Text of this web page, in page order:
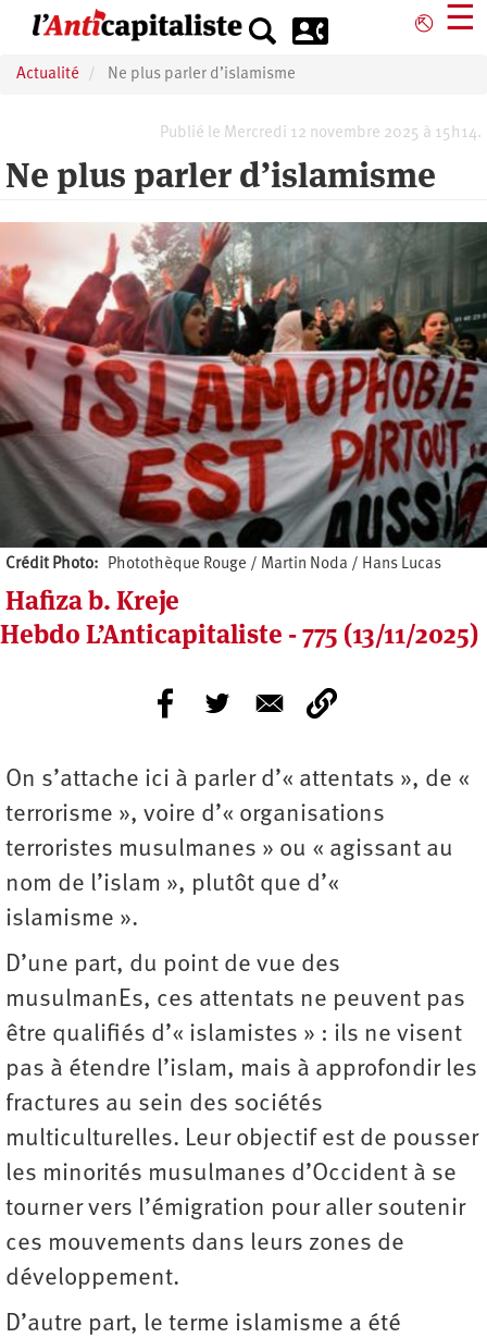
principal
⎋ ☰
Actualité Ne plus parler d’islamisme
Publié le Mercredi 12 novembre 2025 à 15h14.
Ne plus parler d’islamisme
Crédit Photo Photothèque Rouge / Martin Noda / Hans Lucas
Hafiza b. Kreje
Hebdo L’Anticapitaliste - 775 (13/11/2025)
On s’attache ici à parler d’« attentats », de «
terrorisme », voire d’« organisations
terroristes musulmanes » ou « agissant au
nom de l’islam », plutôt que d’«
islamisme ».
D’une part, du point de vue des
musulmanEs, ces attentats ne peuvent pas
être qualifiés d’« islamistes » : ils ne visent
pas à étendre l’islam, mais à approfondir les
fractures au sein des sociétés
multiculturelles. Leur objectif est de pousser
les minorités musulmanes d’Occident à se
tourner vers l’émigration pour aller soutenir
ces mouvements dans leurs zones de
développement.
D’autre part, le terme islamisme a été